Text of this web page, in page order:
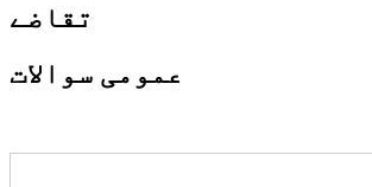
تقاضے
عمومی سوالات